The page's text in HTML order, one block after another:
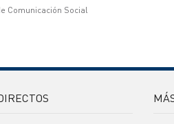
Comunicación Social